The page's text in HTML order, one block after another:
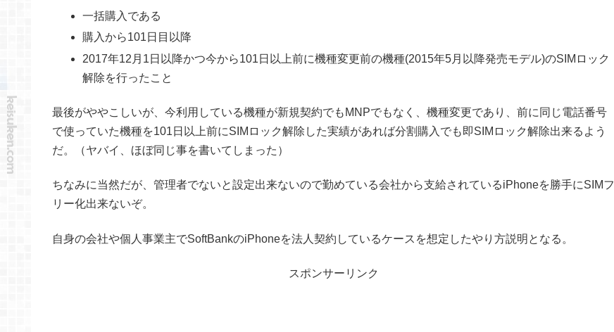
一括購入である
購入から101日目以降
2017年12月1日以降かつ今から101日以上前に機種変更前の機種(2015年5月以降発売モデル)のSIMロック
解除を行ったこと
最後がややこしいが、今利用している機種が新規契約でもMNPでもなく、機種変更であり、前に同じ電話番号
で使っていた機種を101日以上前にSIMロック解除した実績があれば分割購入でも即SIMロック解除出来るよう
だ。（ヤバイ、ほぼ同じ事を書いてしまった）
ちなみに当然だが、管理者でないと設定出来ないので勤めている会社から支給されているiPhoneを勝手にSIMフ
リー化出来ないぞ。
自身の会社や個人事業主でSoftBankのiPhoneを法人契約しているケースを想定したやり方説明となる。
スポンサーリンク